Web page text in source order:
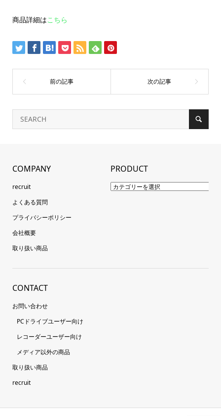
商品詳細はこちら
COMPANY
recruit
よくある質問
プライバシーポリシー
会社概要
取り扱い商品
PRODUCT
CONTACT
お問い合わせ
PCドライブユーザー向け
レコーダーユーザー向け
メディア以外の商品
取り扱い商品
recruit